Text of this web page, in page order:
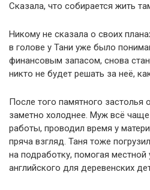
Сказала, что собирается жить
Никому не сказала о своих
в голове у Тани уже было
финансовым запасом, снова
никто не будет решать за неё,
После того памятного застолья
заметно холоднее. Муж всё
работы, проводил время у
пряча взгляд. Таня тоже
на подработку, помогая местной
английского для деревенских